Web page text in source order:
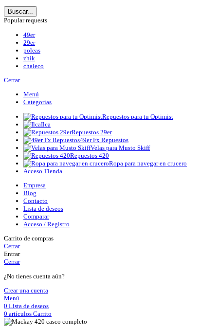
Buscar...
Popular requests
49er
29er
poleas
zhik
chaleco
Cerrar
Menú
Categorías
Repuestos para tu Optimist
Ilca
Repuestos 29er
49er Fx Repuestos
Velas para Musto Skiff
Repuestos 420
Ropa para navegar en crucero
Acceso Tienda
Empresa
Blog
Contacto
Lista de deseos
Comparar
Acceso / Registro
Carrito de compras
Cerrar
Entrar
Cerrar
¿No tienes cuenta aún?
Crear una cuenta
Menú
0 Lista de deseos
0 artículos Carrito